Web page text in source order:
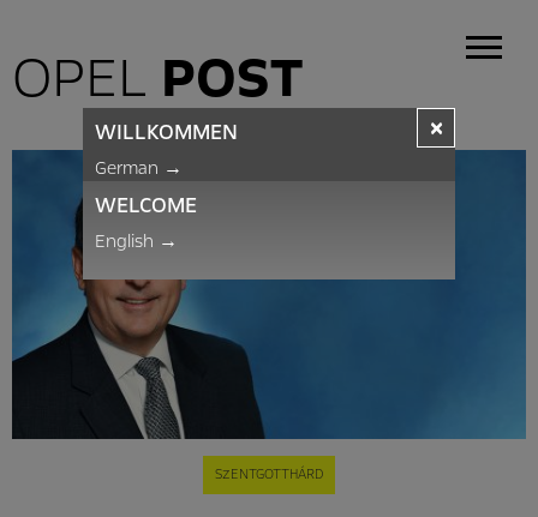
OPEL POST
SZENTGOTTHÁRD
×
WILLKOMMEN
German →
WELCOME
English →